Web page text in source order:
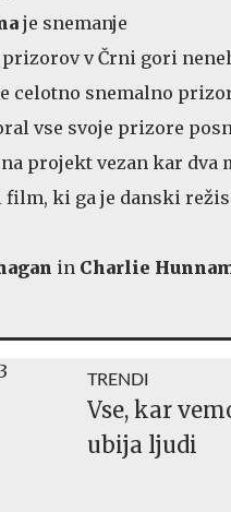
je snemanje
v Črni gori
celotno snemalno
vse svoje prizore
projekt vezan kar dva
film, ki ga je danski
in Charlie
TRENDI
Vse, kar
ubija ljudi